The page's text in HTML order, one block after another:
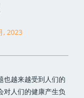
, 2023
也越来越受到人们的
对人们的健康产生负